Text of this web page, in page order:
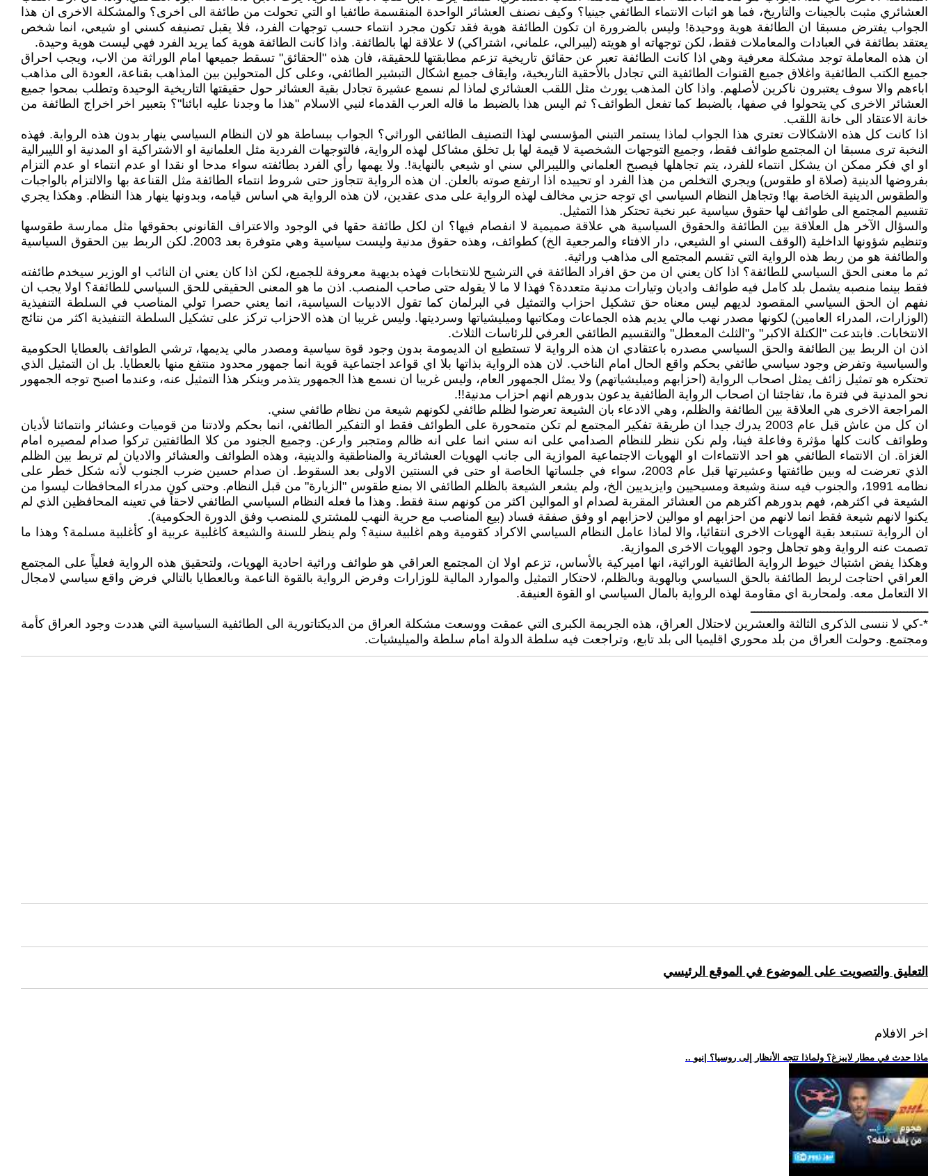
العشائري مثبت بالجينات والتاريخ، فما هو اثبات الانتماء الطائفي جينيا؟ وكيف نصنف العشائر الواحدة المنقسمة طائفيا او التي تحولت من طائفة الى اخرى؟ والمشكلة الاخرى ان هذا
الجواب يفترض مسبقا ان الطائفة هوية ووحيدة! وليس بالضرورة ان تكون الطائفة هوية فقد تكون مجرد انتماء حسب توجهات الفرد، فلا يقبل تصنيفه كسني او شيعي، انما شخص
يعتقد بطائفة في العبادات والمعاملات فقط، لكن توجهاته او هويته (ليبرالي، علماني، اشتراكي) لا علاقة لها بالطائفة. واذا كانت الطائفة هوية كما يريد الفرد فهي ليست هوية وحيدة.
ان هذه المعاملة توجد مشكلة معرفية وهي اذا كانت الطائفة تعبر عن حقائق تاريخية تزعم مطابقتها للحقيقة، فان هذه "الحقائق" تسقط جميعها امام الوراثة من الاب، ويجب احراق
جميع الكتب الطائفية واغلاق جميع القنوات الطائفية التي تجادل بالأحقية التاريخية، وايقاف جميع اشكال التبشير الطائفي، وعلى كل المتحولين بين المذاهب بقناعة، العودة الى مذاهب
اباءهم والا سوف يعتبرون ناكرين لأصلهم. واذا كان المذهب يورث مثل اللقب العشائري لماذا لم نسمع عشيرة تجادل بقية العشائر حول حقيقتها التاريخية الوحيدة وتطلب بمحوا جميع
العشائر الاخرى كي يتحولوا في صفها، بالضبط كما تفعل الطوائف؟ ثم اليس هذا بالضبط ما قاله العرب القدماء لنبي الاسلام "هذا ما وجدنا عليه ابائنا"؟ بتعبير اخر اخراج الطائفة من
خانة الاعتقاد الى خانة اللقب.
اذا كانت كل هذه الاشكالات تعتري هذا الجواب لماذا يستمر التبني المؤسسي لهذا التصنيف الطائفي الوراثي؟ الجواب ببساطة هو لان النظام السياسي ينهار بدون هذه الرواية. فهذه
النخبة ترى مسبقا ان المجتمع طوائف فقط، وجميع التوجهات الشخصية لا قيمة لها بل تخلق مشاكل لهذه الرواية، فالتوجهات الفردية مثل العلمانية او الاشتراكية او المدنية او الليبرالية
او اي فكر ممكن ان يشكل انتماء للفرد، يتم تجاهلها فيصبح العلماني والليبرالي سني او شيعي بالنهاية!. ولا يهمها رأي الفرد بطائفته سواء مدحا او نقدا او عدم انتماء او عدم التزام
بفروضها الدينية (صلاة او طقوس) ويجري التخلص من هذا الفرد او تحييده اذا ارتفع صوته بالعلن. ان هذه الرواية تتجاوز حتى شروط انتماء الطائفة مثل القناعة بها والالتزام بالواجبات
والطقوس الدينية الخاصة بها! وتجاهل النظام السياسي اي توجه حزبي مخالف لهذه الرواية على مدى عقدين، لان هذه الرواية هي اساس قيامه، وبدونها ينهار هذا النظام. وهكذا يجري
تقسيم المجتمع الى طوائف لها حقوق سياسية عبر نخبة تحتكر هذا التمثيل.
والسؤال الآخر هل العلاقة بين الطائفة والحقوق السياسية هي علاقة صميمية لا انفصام فيها؟ ان لكل طائفة حقها في الوجود والاعتراف القانوني بحقوقها مثل ممارسة طقوسها
وتنظيم شؤونها الداخلية (الوقف السني او الشيعي، دار الافتاء والمرجعية الخ) كطوائف، وهذه حقوق مدنية وليست سياسية وهي متوفرة بعد 2003. لكن الربط بين الحقوق السياسية
والطائفة هو من ربط هذه الرواية التي تقسم المجتمع الى مذاهب وراثية.
ثم ما معنى الحق السياسي للطائفة؟ اذا كان يعني ان من حق افراد الطائفة في الترشيح للانتخابات فهذه بديهية معروفة للجميع، لكن اذا كان يعني ان النائب او الوزير سيخدم طائفته
فقط بينما منصبه يشمل بلد كامل فيه طوائف واديان وتيارات مدنية متعددة؟ فهذا لا ما لا يقوله حتى صاحب المنصب. اذن ما هو المعنى الحقيقي للحق السياسي للطائفة؟ اولا يجب ان
نفهم ان الحق السياسي المقصود لديهم ليس معناه حق تشكيل احزاب والتمثيل في البرلمان كما تقول الادبيات السياسية، انما يعني حصرا تولي المناصب في السلطة التنفيذية
(الوزارات، المدراء العامين) لكونها مصدر نهب مالي يديم هذه الجماعات ومكاتبها وميليشياتها وسرديتها. وليس غريبا ان هذه الاحزاب تركز على تشكيل السلطة التنفيذية اكثر من نتائج
الانتخابات. فابتدعت "الكتلة الاكبر" و"الثلث المعطل" والتقسيم الطائفي العرفي للرئاسات الثلاث.
اذن ان الربط بين الطائفة والحق السياسي مصدره باعتقادي ان هذه الرواية لا تستطيع ان الديمومة بدون وجود قوة سياسية ومصدر مالي يديمها، ترشي الطوائف بالعطايا الحكومية
والسياسية وتفرض وجود سياسي طائفي بحكم واقع الحال امام الناخب. لان هذه الرواية بذاتها بلا اي قواعد اجتماعية قوية انما جمهور محدود منتفع منها بالعطايا. بل ان التمثيل الذي
تحتكره هو تمثيل زائف يمثل اصحاب الرواية (احزابهم وميليشياتهم) ولا يمثل الجمهور العام، وليس غريبا ان نسمع هذا الجمهور يتذمر وينكر هذا التمثيل عنه، وعندما اصبح توجه الجمهور
نحو المدنية في فترة ما، تفاجئنا ان اصحاب الرواية الطائفية يدعون بدورهم انهم احزاب مدنية!!.
المراجعة الاخرى هي العلاقة بين الطائفة والظلم، وهي الادعاء بان الشيعة تعرضوا لظلم طائفي لكونهم شيعة من نظام طائفي سني.
ان كل من عاش قبل عام 2003 يدرك جيدا ان طريقة تفكير المجتمع لم تكن متمحورة على الطوائف فقط او التفكير الطائفي، انما بحكم ولادتنا من قوميات وعشائر وانتمائنا لأديان
وطوائف كانت كلها مؤثرة وفاعلة فينا، ولم نكن ننظر للنظام الصدامي على انه سني انما على انه ظالم ومتجبر وارعن. وجميع الجنود من كلا الطائفتين تركوا صدام لمصيره امام
الغزاة. ان الانتماء الطائفي هو احد الانتماءات او الهويات الاجتماعية الموازية الى جانب الهويات العشائرية والمناطقية والدينية، وهذه الطوائف والعشائر والاديان لم تربط بين الظلم
الذي تعرضت له وبين طائفتها وعشيرتها قبل عام 2003، سواء في جلساتها الخاصة او حتى في السنتين الاولى بعد السقوط. ان صدام حسين ضرب الجنوب لأنه شكل خطر على
نظامه 1991، والجنوب فيه سنة وشيعة ومسيحيين وايزيديين الخ، ولم يشعر الشيعة بالظلم الطائفي الا بمنع طقوس "الزيارة" من قبل النظام. وحتى كون مدراء المحافظات ليسوا من
الشيعة في اكثرهم، فهم بدورهم اكثرهم من العشائر المقربة لصدام او الموالين اكثر من كونهم سنة فقط. وهذا ما فعله النظام السياسي الطائفي لاحقاً في تعينه المحافظين الذي لم
يكنوا لانهم شيعة فقط انما لانهم من احزابهم او موالين لاحزابهم او وفق صفقة فساد (بيع المناصب مع حرية النهب للمشتري للمنصب وفق الدورة الحكومية).
ان الرواية تستبعد بقية الهويات الاخرى انتقائيا، والا لماذا عامل النظام السياسي الاكراد كقومية وهم اغلبية سنية؟ ولم ينظر للسنة والشيعة كاغلبية عربية او كأغلبية مسلمة؟ وهذا ما
تصمت عنه الرواية وهو تجاهل وجود الهويات الاخرى الموازية.
وهكذا يفض اشتباك خيوط الرواية الطائفية الوراثية، انها اميركية بالأساس، تزعم اولا ان المجتمع العراقي هو طوائف وراثية احادية الهويات، ولتحقيق هذه الرواية فعلياً على المجتمع
العراقي احتاجت لربط الطائفة بالحق السياسي وبالهوية وبالظلم، لاحتكار التمثيل والموارد المالية للوزارات وفرض الرواية بالقوة الناعمة وبالعطايا بالتالي فرض واقع سياسي لامجال
الا التعامل معه. ولمحاربة اي مقاومة لهذه الرواية بالمال السياسي او القوة العنيفة.
ـــــــــــــــــــــــــــــــــــــــــــــــــــ
*-كي لا ننسى الذكرى الثالثة والعشرين لاحتلال العراق، هذه الجريمة الكبرى التي عمقت ووسعت مشكلة العراق من الديكتاتورية الى الطائفية السياسية التي هددت وجود العراق كأمة
ومجتمع. وحولت العراق من بلد محوري اقليميا الى بلد تابع، وتراجعت فيه سلطة الدولة امام سلطة والميليشيات.
التعليق والتصويت على الموضوع في الموقع الرئيسي
اخر الافلام
.. ماذا حدث في مطار لايبزغ؟ ولماذا تتجه الأنظار إلى روسيا؟ |نيو